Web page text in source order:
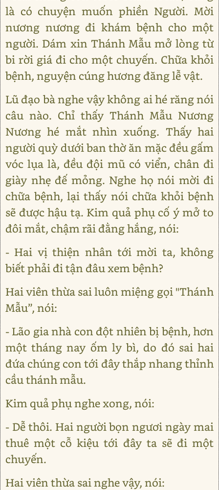
là có chuyện muốn phiền Người. Mời
nương nương đi khám bệnh cho một
người. Dám xin Thánh Mẫu mở lòng từ
bi rời giá đi cho một chuyến. Chữa khỏi
bệnh, nguyện cúng hương đăng lễ vật.
Lũ đạo bà nghe vậy không ai hé răng nói
câu nào. Chỉ thấy Thánh Mẫu Nương
Nương hé mắt nhìn xuống. Thấy hai
người quỳ dưới ban thờ ăn mặc đều gấm
vóc lụa là, đều đội mũ có viển, chân đi
giày nhẹ đế mỏng. Nghe họ nói mời đi
chữa bệnh, lại thấy nói chữa khỏi bệnh
sẽ được hậu tạ. Kim quả phụ cố ý mở to
đôi mắt, chậm rãi đằng hắng, nói:
- Hai vị thiện nhân tới mời ta, không
biết phải đi tận đâu xem bệnh?
Hai viên thừa sai luôn miệng gọi "Thánh
Mẫu”, nói:
- Lão gia nhà con đột nhiên bị bệnh, hơn
một tháng nay ốm ly bì, do đó sai hai
đứa chúng con tới đây thắp nhang thỉnh
cầu thánh mẫu.
Kim quả phụ nghe xong, nói:
- Dễ thôi. Hai người bọn ngươi ngày mai
thuê một cỗ kiệu tới đây ta sẽ đi một
chuyến.
Hai viên thừa sai nghe vậy, nói: